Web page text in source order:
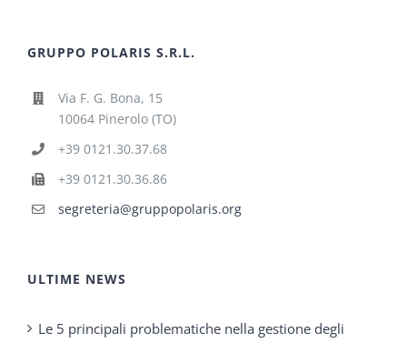
GRUPPO POLARIS S.R.L.
Via F. G. Bona, 15
10064 Pinerolo (TO)
+39 0121.30.37.68
+39 0121.30.36.86
segreteria@gruppopolaris.org
ULTIME NEWS
Le 5 principali problematiche nella gestione degli